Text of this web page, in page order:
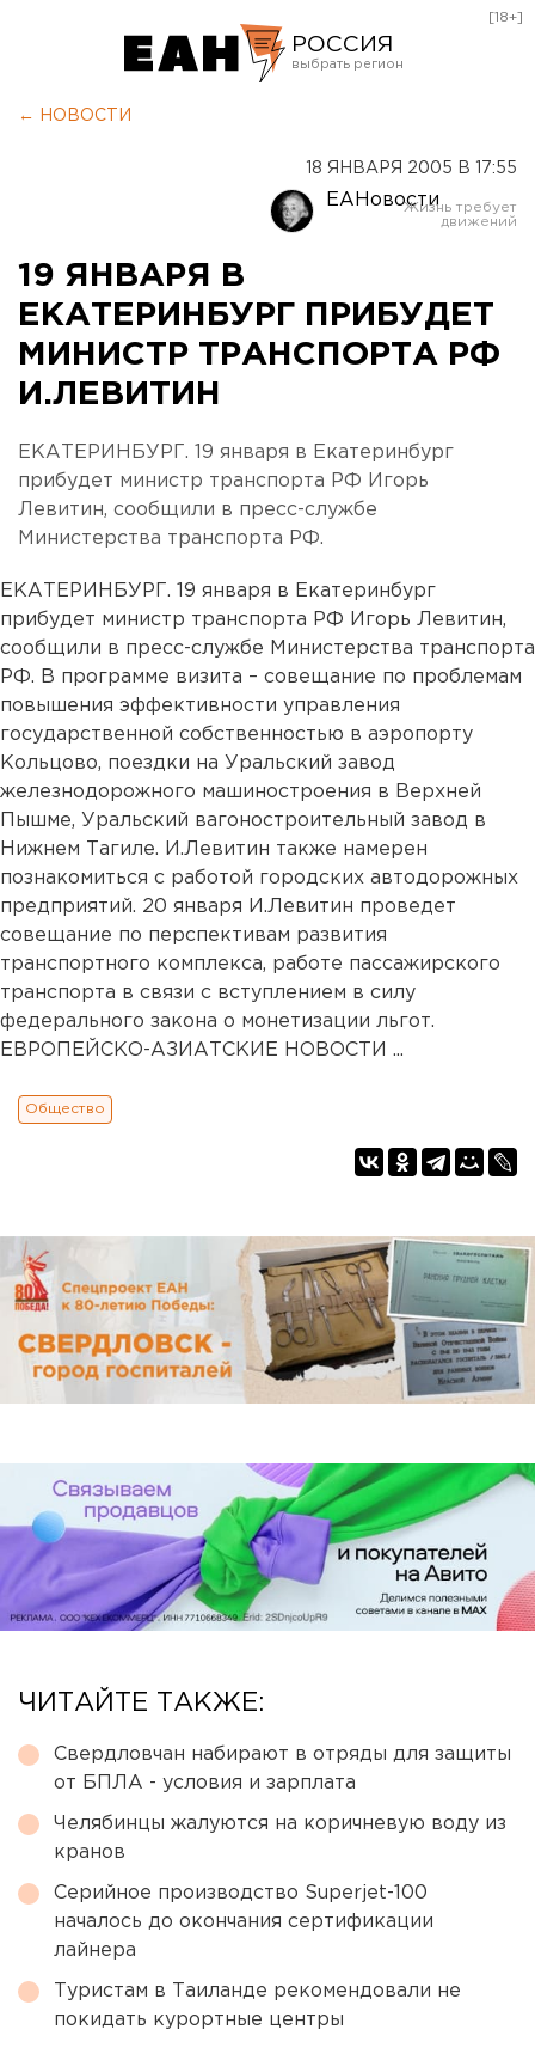
РОССИЯ
Оренбург
[18+]
← НОВОСТИ
18 ЯНВАРЯ 2005 В 17:55
ЕАНовости
19 ЯНВАРЯ В
ЕКАТЕРИНБУРГ ПРИБУДЕТ
МИНИСТР ТРАНСПОРТА РФ
И.ЛЕВИТИН
ЕКАТЕРИНБУРГ. 19 января в Екатеринбург
прибудет министр транспорта РФ Игорь
Левитин, сообщили в пресс-службе
Министерства транспорта РФ.
ЕКАТЕРИНБУРГ. 19 января в Екатеринбург
прибудет министр транспорта РФ Игорь Левитин,
сообщили в пресс-службе Министерства транспорта
РФ. В программе визита – совещание по проблемам
повышения эффективности управления
государственной собственностью в аэропорту
Кольцово, поездки на Уральский завод
железнодорожного машиностроения в Верхней
Пышме, Уральский вагоностроительный завод в
Нижнем Тагиле. И.Левитин также намерен
познакомиться с работой городских автодорожных
предприятий. 20 января И.Левитин проведет
совещание по перспективам развития
транспортного комплекса, работе пассажирского
транспорта в связи с вступлением в силу
федерального закона о монетизации льгот.
ЕВРОПЕЙСКО-АЗИАТСКИЕ НОВОСТИ ...
Общество
ЧИТАЙТЕ ТАКЖЕ:
Свердловчан набирают в отряды для защиты
от БПЛА - условия и зарплата
Челябинцы жалуются на коричневую воду из
кранов
Серийное производство Superjet-100
началось до окончания сертификации
лайнера
Туристам в Таиланде рекомендовали не
покидать курортные центры